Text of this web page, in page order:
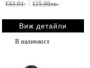
€63.91 125.00лв.
Виж детайли
В наличност